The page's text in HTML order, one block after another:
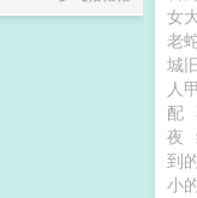
女
老
城
人甲
配
夜
到
小